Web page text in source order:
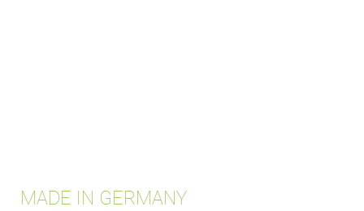
MADE IN GERMANY